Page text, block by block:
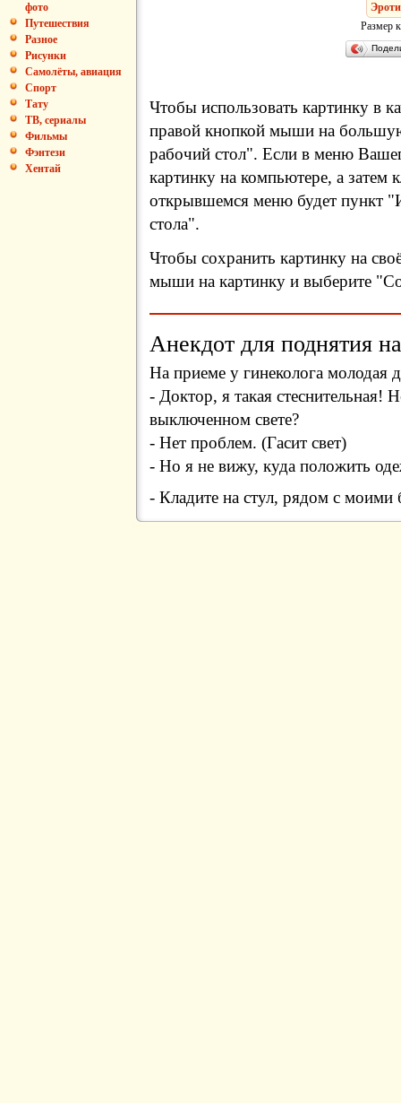
фото
Путешествия
Разное
Рисунки
Самолёты, авиация
Спорт
Тату
ТВ, сериалы
Фильмы
Фэнтези
Хентай
Размер
Чтобы использовать картинку в
правой кнопкой мыши на
рабочий стол". Если в меню
картинку на компьютере, а затем
открывшемся меню будет пункт
стола".
Чтобы сохранить картинку на
мыши на картинку и выберите
Анекдот для поднятия
Hа приеме у гинеколога молодая
- Доктор, я такая стеснительная!
выключенном свете?
- Hет проблем. (Гасит свет)
- Hо я не вижу, куда положить
- Кладите на стул, рядом с